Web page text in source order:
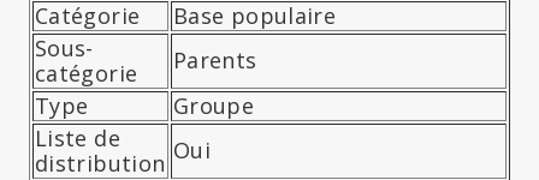
Catégorie
Base populaire
Sous-
catégorie
Parents
Type
Groupe
Liste de
distribution Oui